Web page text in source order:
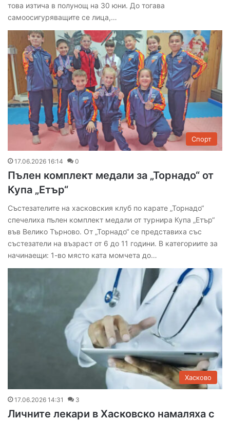
това изтича в полунощ на 30 юни. До тогава
самоосигуряващите се лица,…
Спорт
17.06.2026 16:14 0
Пълен комплект медали за „Торнадо“ от
Купа „Етър“
Състезателите на хасковския клуб по карате „Торнадо“
спечелиха пълен комплект медали от турнира Купа „Етър“
във Велико Търново. От „Торнадо“ се представиха със
състезатели на възраст от 6 до 11 години. В категориите за
начинаещи: 1-во място ката момчета до…
Хасково
17.06.2026 14:31 3
Личните лекари в Хасковско намаляха с